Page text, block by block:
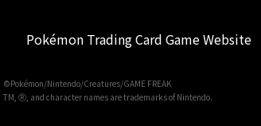
Pokémon Trading Card Game Website
©Pokémon/Nintendo/Creatures/GAME FREAK
TM, Ⓡ, and character names are trademarks of Nintendo.